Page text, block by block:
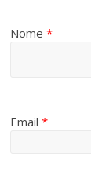
Nome*
Email*